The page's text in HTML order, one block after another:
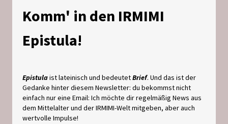
Komm' in den IRMIMI
Epistula!
Epistulaist lateinisch und bedeutetBrief. Und das ist der
Gedanke hinter diesem Newsletter: du bekommst nicht
einfach nur eine Email: Ich möchte dir regelmäßig News aus
dem Mittelalter und der IRMIMI-Welt mitgeben, aber auch
wertvolle Impulse!